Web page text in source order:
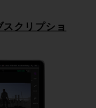
クリプショ